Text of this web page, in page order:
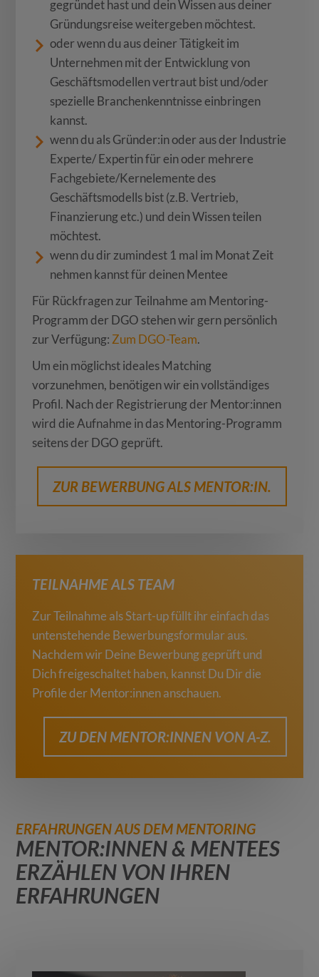
gegründet hast und dein Wissen aus deiner
Gründungsreise weitergeben möchtest.
oder wenn du aus deiner Tätigkeit im
Unternehmen mit der Entwicklung von
Geschäftsmodellen vertraut bist und/oder
spezielle Branchenkenntnisse einbringen
kannst.
wenn du als Gründer:in oder aus der Industrie
Experte/ Expertin für ein oder mehrere
Fachgebiete/Kernelemente des
Geschäftsmodells bist (z.B. Vertrieb,
Finanzierung etc.) und dein Wissen teilen
möchtest.
wenn du dir zumindest 1 mal im Monat Zeit
nehmen kannst für deinen Mentee
Für Rückfragen zur Teilnahme am Mentoring-
Programm der DGO stehen wir gern persönlich
zur Verfügung: Zum DGO-Team.
Um ein möglichst ideales Matching
vorzunehmen, benötigen wir ein vollständiges
Profil. Nach der Registrierung der Mentor:innen
wird die Aufnahme in das Mentoring-Programm
seitens der DGO geprüft.
ZUR BEWERBUNG ALS MENTOR:IN.
TEILNAHME ALS TEAM
Zur Teilnahme als Start-up füllt ihr einfach das
untenstehende Bewerbungsformular aus.
Nachdem wir Deine Bewerbung geprüft und
Dich freigeschaltet haben, kannst Du Dir die
Profile der Mentor:innen anschauen.
ZU DEN MENTOR:INNEN VON A-Z.
ERFAHRUNGEN AUS DEM MENTORING
MENTOR:INNEN & MENTEES
ERZÄHLEN VON IHREN
ERFAHRUNGEN